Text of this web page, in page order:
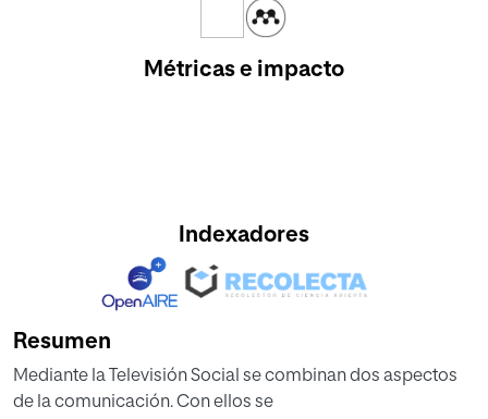
Métricas e impacto
Indexadores
Resumen
Mediante la Televisión Social se combinan dos aspectos
de la comunicación. Con ellos se